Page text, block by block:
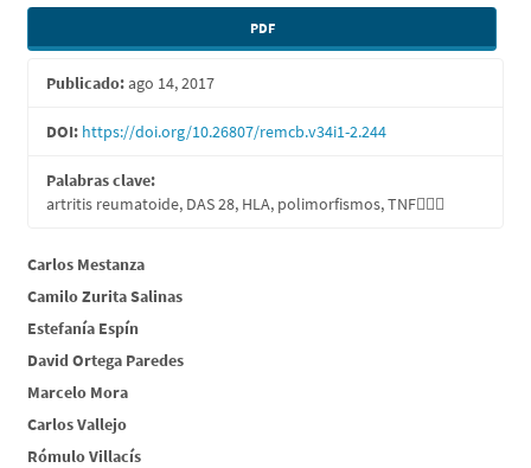
Barra
lateral
del
artículo
PDF
Publicado:ago 14, 2017
DOI: https://doi.org/10.26807/remcb.v34i1-2.244
Palabras clave:
artritis reumatoide, DAS 28, HLA, polimorfismos, TNF
Contenido
principal
del
artículo
Carlos Mestanza
Camilo Zurita Salinas
Estefanía Espín
David Ortega Paredes
Marcelo Mora
Carlos Vallejo
Rómulo Villacís